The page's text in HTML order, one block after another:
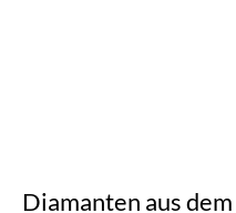
Diamanten aus